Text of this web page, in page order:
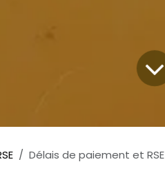
Délais de paiement et RSE